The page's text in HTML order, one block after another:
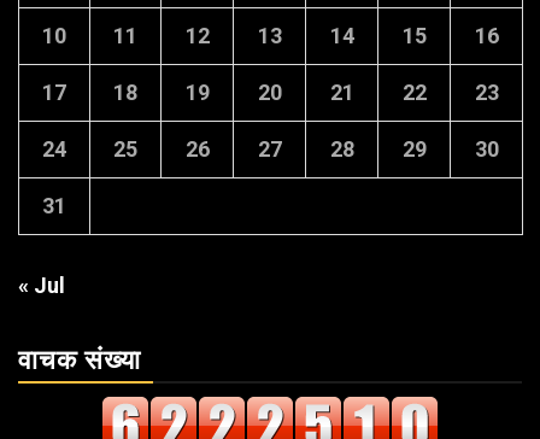
10 11 12 13 14 15 16
17 18 19 20 21 22 23
24 25 26 27 28 29 30
31
« Jul
वाचक संख्या